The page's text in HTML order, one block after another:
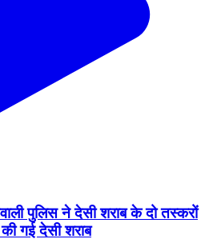
पुलिस ने देसी शराब के दो तस्करों
की गई देसी शराब